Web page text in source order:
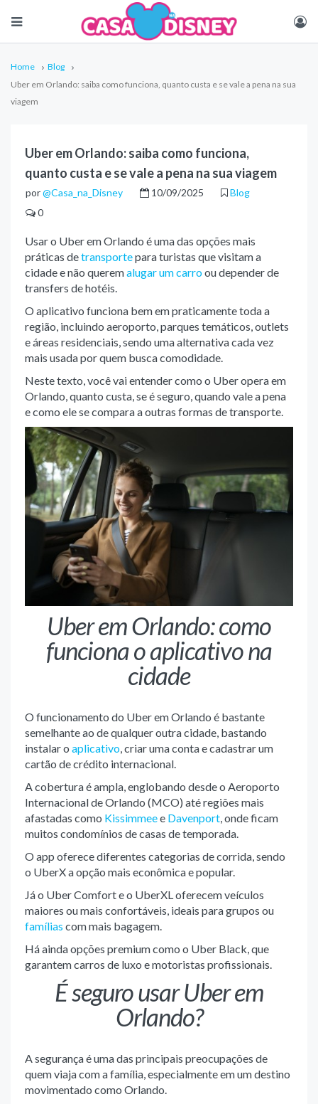
Home
Blog
Uber em Orlando: saiba como funciona, quanto custa e se vale a pena na sua
viagem
Uber em Orlando: saiba como funciona,
quanto custa e se vale a pena na sua viagem
por@Casa_na_Disney 10/09/2025
Blog
0
Usar o Uber em Orlando é uma das opções mais
práticas detransportepara turistas que visitam a
cidade e não queremalugar um carroou depender de
transfers de hotéis.
O aplicativo funciona bem em praticamente toda a
região, incluindo aeroporto, parques temáticos, outlets
e áreas residenciais, sendo uma alternativa cada vez
mais usada por quem busca comodidade.
Neste texto, você vai entender como o Uber opera em
Orlando, quanto custa, se é seguro, quando vale a pena
e como ele se compara a outras formas de transporte.
Uber em Orlando: como
funciona o aplicativo na
cidade
O funcionamento do Uber em Orlando é bastante
semelhante ao de qualquer outra cidade, bastando
instalar o aplicativo, criar uma conta e cadastrar um
cartão de crédito internacional.
A cobertura é ampla, englobando desde o Aeroporto
Internacional de Orlando (MCO) até regiões mais
afastadas como Kissimmeee Davenport, onde ficam
muitos condomínios de casas de temporada.
O app oferece diferentes categorias de corrida, sendo
o UberX a opção mais econômica e popular.
Já o Uber Comfort e o UberXL oferecem veículos
maiores ou mais confortáveis, ideais para grupos ou
famílias com mais bagagem.
Há ainda opções premium como o Uber Black, que
garantem carros de luxo e motoristas profissionais.
É seguro usar Uber em
Orlando?
A segurança é uma das principais preocupações de
quem viaja com a família, especialmente em um destino
movimentado como Orlando.